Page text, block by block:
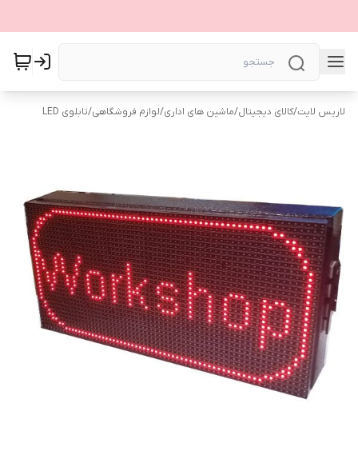
لاریس لایت/کالای دیجیتال/ماشین های اداری/لوازم فروشگاهی/تابلوی LED